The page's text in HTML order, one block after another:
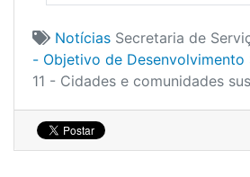
Notícias Secretaria de
- Objetivo de Desenvolvimento
11 - Cidades e comunidades